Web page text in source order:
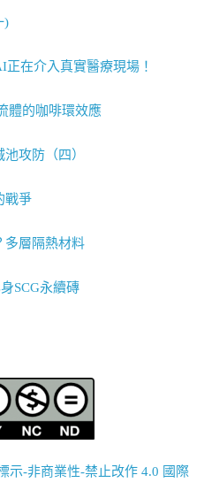
)
在介入真實醫療現場！
體的咖啡環效應
攻防（四）
戰爭
多層隔熱材料
SCG永續磚
示-非商業性-禁止改作 4.0 國際